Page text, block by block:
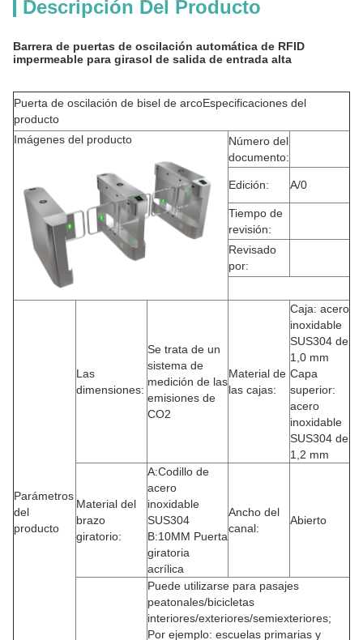
Descripción Del Producto
Barrera de puertas de oscilación automática de RFID
impermeable para girasol de salida de entrada alta
Puerta de oscilación de bisel de arcoEspecificaciones del
producto
Imágenes del producto
Número del
documento:
Edición: A/0
Tiempo de
revisión:
Revisado
por:
Parámetros
del
producto
Las
dimensiones:
Se trata de un
sistema de
medición de las
emisiones de
CO2
Material de
las cajas:
Caja: acero
inoxidable
SUS304 de
1,0 mm
Capa
superior:
acero
inoxidable
SUS304 de
1,2 mm
Material del
brazo
giratorio:
A:Codillo de
acero
inoxidable
SUS304
B:10MM Puerta
giratoria
acrílica
Ancho del
canal:
Abierto
Puede utilizarse para pasajes
peatonales/bicicletas
interiores/exteriores/semiexteriores;
Por ejemplo: escuelas primarias y